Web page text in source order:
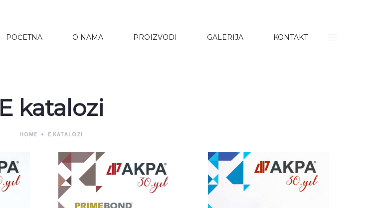
POČETNA O NAMA PROIZVODI GALERIJA KONTAKT
E katalozi
HOME E KATALOZI